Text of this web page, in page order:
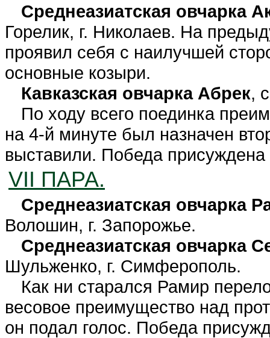
Среднеазиатская овчарка
Горелик, г. Николаев. На
проявил себя с наилучшей
основные козыри.
Кавказская овчарка Абрек,
По ходу всего поединка
на 4-й минуте был назначен
выставили. Победа присуждена
VII ПАРА.
Среднеазиатская овчарка
Волошин, г. Запорожье.
Среднеазиатская овчарка
Шульженко, г. Симферополь.
Как ни старался Рамир
весовое преимущество над
он подал голос. Победа